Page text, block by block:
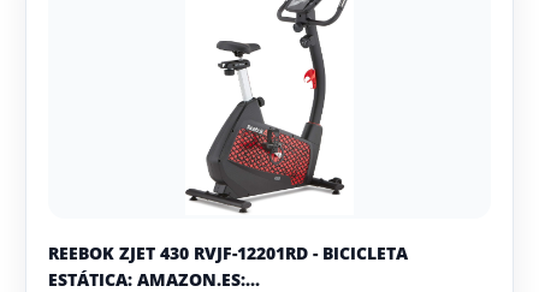
REEBOK ZJET 430 RVJF-12201RD - BICICLETA
ESTÁTICA: AMAZON.ES:...